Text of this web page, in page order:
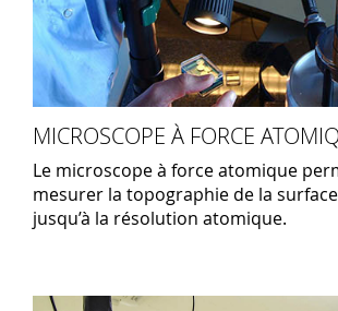
MICROSCOPE À FORCE
Le microscope à force atomique
mesurer la topographie de la
jusqu’à la résolution atomique.